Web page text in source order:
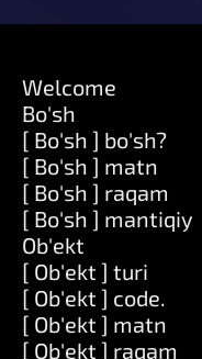
Welcome
Bo'sh
[ Bo'sh ] bo'sh?
[ Bo'sh ] matn
[ Bo'sh ] raqam
[ Bo'sh ] mantiqiy
Ob'ekt
[ Ob'ekt ] turi
[ Ob'ekt ] code.
[ Ob'ekt ] matn
[ Ob'ekt ] raqam